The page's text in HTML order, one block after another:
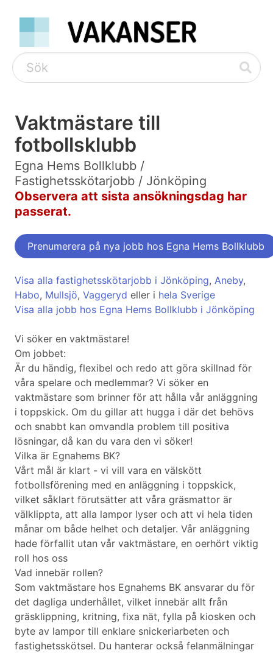
Vaktmästare till
fotbollsklubb
Egna Hems Bollklubb /
Fastighetsskötarjobb / Jönköping
Observera att sista ansökningsdag har
passerat.
Prenumerera på nya jobb hos Egna Hems Bollklubb
Visa alla fastighetsskötarjobb i Jönköping, Aneby,
Habo, Mullsjö, Vaggeryd eller i hela Sverige
Visa alla jobb hos Egna Hems Bollklubb i Jönköping
Vi söker en vaktmästare!
Om jobbet:
Är du händig, flexibel och redo att göra skillnad för
våra spelare och medlemmar? Vi söker en
vaktmästare som brinner för att hålla vår anläggning
i toppskick. Om du gillar att hugga i där det behövs
och snabbt kan omvandla problem till positiva
lösningar, då kan du vara den vi söker!
Vilka är Egnahems BK?
Vårt mål är klart - vi vill vara en välskött
fotbollsförening med en anläggning i toppskick,
vilket såklart förutsätter att våra gräsmattor är
välklippta, att alla lampor lyser och att vi hela tiden
månar om både helhet och detaljer. Vår anläggning
hade förfallit utan vår vaktmästare, en oerhört viktig
roll hos oss
Vad innebär rollen?
Som vaktmästare hos Egnahems BK ansvarar du för
det dagliga underhållet, vilket innebär allt från
gräsklippning, kritning, fixa nät, fylla på kiosken och
byte av lampor till enklare snickeriarbeten och
fastighetsskötsel. Du hanterar också felanmälningar